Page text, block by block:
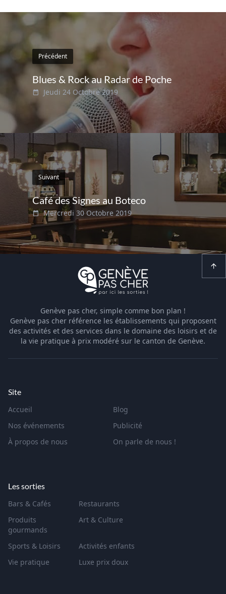
Précédent
Blues & Rock au Radar de Poche
Jeudi 24 Octobre 2019
Suivant
Café des Signes au Boteco
Mercredi 30 Octobre 2019
Genève pas cher, simple comme bon plan !
Genève pas cher référence les établissements qui proposent
des activités et des services dans le domaine des loisirs et de
la vie pratique à prix modéré sur le canton de Genève.
Site
Accueil
Blog
Nos événements
Publicité
À propos de nous
On parle de nous !
Les sorties
Bars & Cafés
Restaurants
Produits
gourmands
Art & Culture
Sports & Loisirs
Activités enfants
Vie pratique
Luxe prix doux